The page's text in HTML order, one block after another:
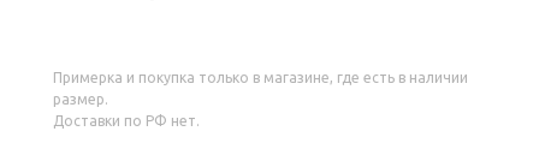
Примерка и покупка только в магазине, где есть в наличии
размер.
Доставки по РФ нет.